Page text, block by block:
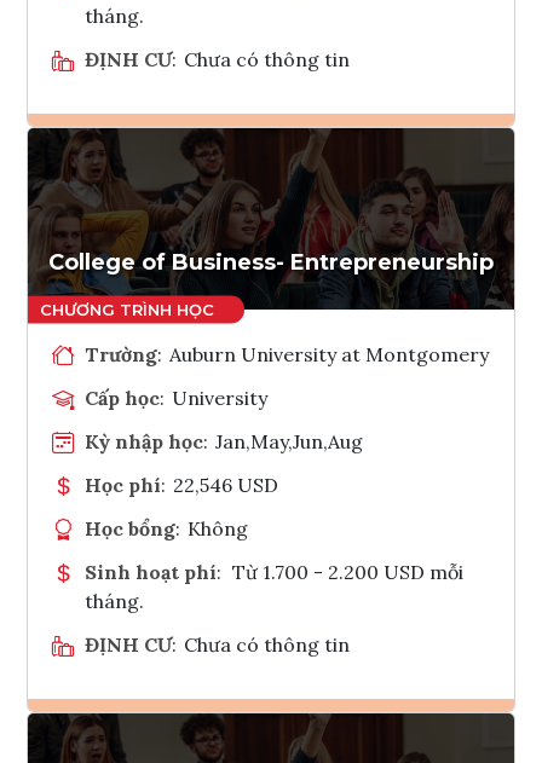
tháng.
ĐỊNH CƯ: Chưa có thông tin
Ghi danh
Tham vấn Interlink
College of Business- Entrepreneurship
Trường: Auburn University at Montgomery
Cấp học: University
Kỳ nhập học: Jan,May,Jun,Aug
Học phí: 22,546 USD
Học bổng: Không
Sinh hoạt phí: Từ 1.700 - 2.200 USD mỗi
tháng.
ĐỊNH CƯ: Chưa có thông tin
Ghi danh